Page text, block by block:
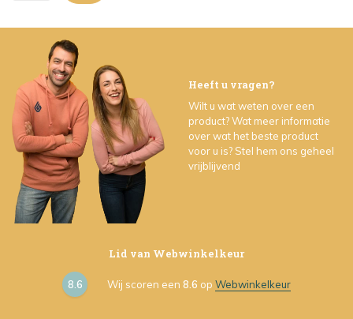
Heeft u vragen?
Wilt u wat weten over een
product? Wat meer informatie
over wat het beste product
voor u is? Stel hem ons geheel
vrijblijvend
Lid van Webwinkelkeur
8.6 Wij scoren een 8.6 op Webwinkelkeur